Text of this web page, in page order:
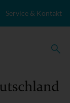
Service & Kontakt